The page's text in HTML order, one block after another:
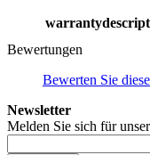
Bewertungen
Bewerten Sie
Newsletter
Melden Sie sich für